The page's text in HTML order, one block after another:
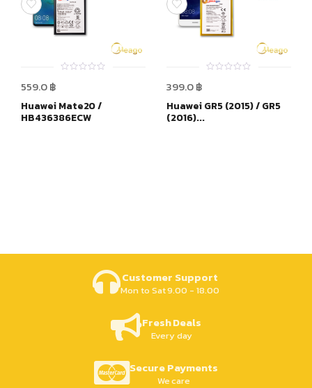
5
559.0฿
Huawei Mate20 /
HB436386ECW
5
399.0฿
Huawei GR5 (2015) / GR5
(2016)...
Customer Support
Mon to Sat 9.00 - 18.00
Fresh Deals
Every day
Secure Payments
We care